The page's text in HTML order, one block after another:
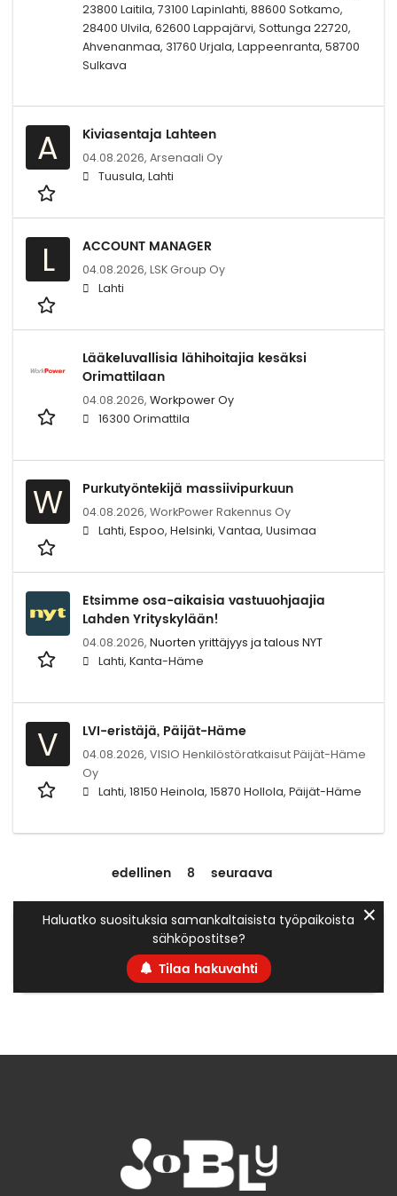
23800 Laitila, 73100 Lapinlahti, 88600 Sotkamo,
28400 Ulvila, 62600 Lappajärvi, Sottunga 22720,
Ahvenanmaa, 31760 Urjala, Lappeenranta, 58700
Sulkava
A Kiviasentaja Lahteen
04.08.2026, Arsenaali Oy
Tuusula, Lahti
L ACCOUNT MANAGER
04.08.2026, LSK Group Oy
Lahti
Lääkeluvallisia lähihoitajia kesäksi
Orimattilaan
04.08.2026, Workpower Oy
16300 Orimattila
W Purkutyöntekijä massiivipurkuun
04.08.2026, WorkPower Rakennus Oy
Lahti, Espoo, Helsinki, Vantaa, Uusimaa
Etsimme osa-aikaisia vastuuohjaajia
Lahden Yrityskylään!
04.08.2026, Nuorten yrittäjyys ja talous NYT
Lahti, Kanta-Häme
V LVI-eristäjä, Päijät-Häme
04.08.2026, VISIO Henkilöstöratkaisut Päijät-Häme
Oy
Lahti, 18150 Heinola, 15870 Hollola, Päijät-Häme
edellinen 8 seuraava
Haluatko suosituksia samankaltaisista työpaikoista
sähköpostitse?
Tilaa hakuvahti
✕